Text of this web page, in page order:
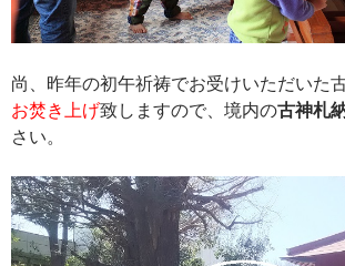
尚、昨年の初午祈祷でお受けいただいた
お焚き上げ致しますので、境内の古神札
さい。